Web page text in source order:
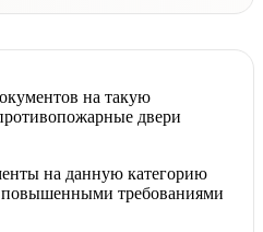
на такую
двери
на данную категорию
повышенными требованиями